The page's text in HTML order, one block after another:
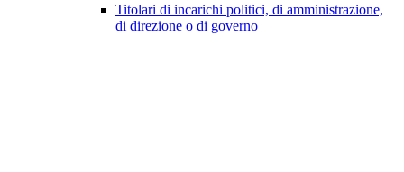
Titolari di incarichi politici, di amministrazione,
di direzione o di governo